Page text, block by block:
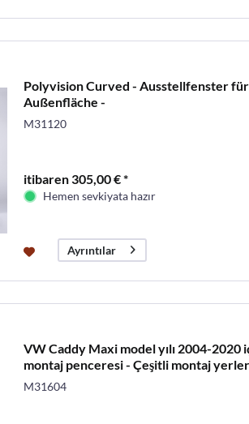
Polyvision Curved - Ausstellfenster
Außenfläche -
M31120
itibaren 305,00 € *
Hemen sevkiyata hazır
Ayrıntılar
VW Caddy Maxi model yılı 2004-2020
montaj penceresi - Çeşitli montaj
M31604